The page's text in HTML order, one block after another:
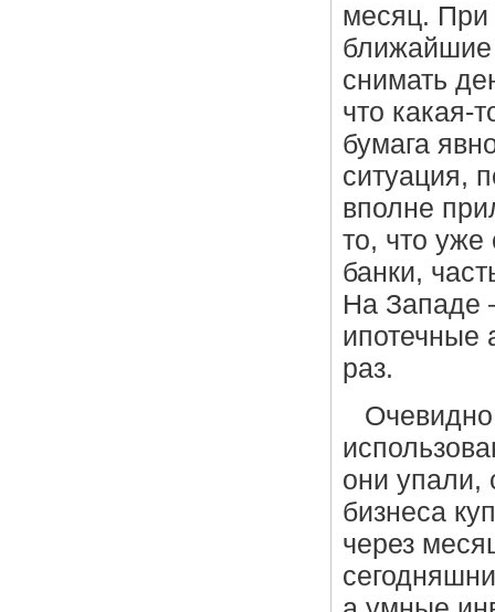
месяц. При
ближайшие
снимать
что какая-
бумага
ситуация,
вполне
то, что
банки,
На Западе
ипотечные
раз.
они упали,
бизнеса
через